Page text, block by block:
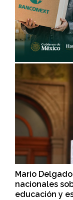
Mario
nacionales
educación y